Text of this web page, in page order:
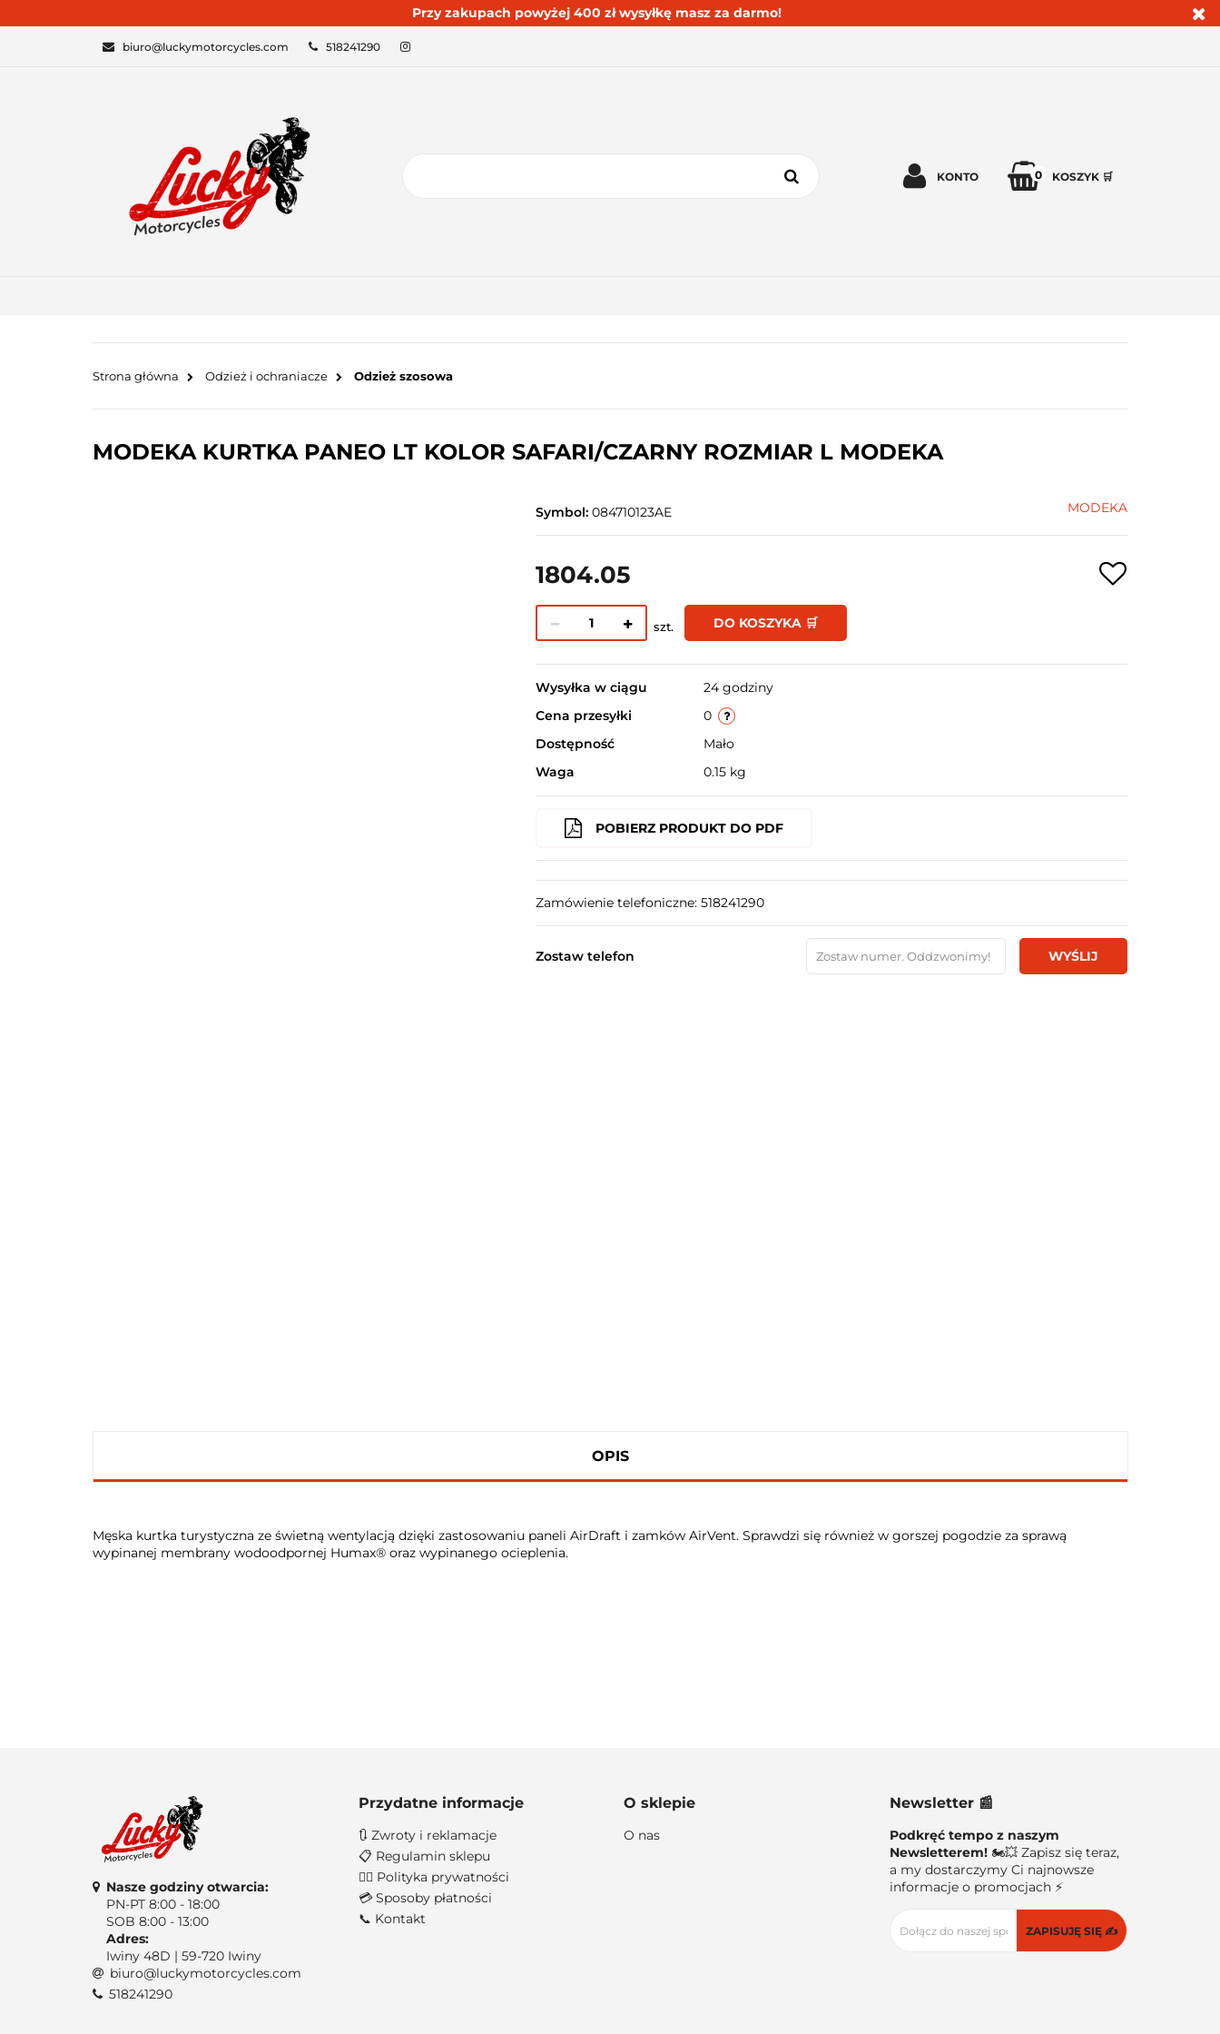
Przy zakupach powyżej 400 zł wysyłkę masz za darmo!
biuro@luckymotorcycles.com 518241290
KONTO 0 KOSZYK 🛒
KATEGORIE BESTSELLERY
Strona główna Odzież i ochraniacze Odzież szosowa
MODEKA KURTKA PANEO LT KOLOR SAFARI/CZARNY ROZMIAR L MODEKA
Symbol: 084710123AE MODEKA
1804.05
szt. DO KOSZYKA 🛒
Wysyłka w ciągu
24 godziny
Cena przesyłki
0
Dostępność
Mało
Waga
0.15 kg
POBIERZ PRODUKT DO PDF
Zamówienie telefoniczne: 518241290
Zostaw telefon WYŚLIJ
OPIS
Męska kurtka turystyczna ze świetną wentylacją dzięki zastosowaniu paneli AirDraft i zamków AirVent. Sprawdzi się również w gorszej pogodzie za sprawą
wypinanej membrany wodoodpornej Humax® oraz wypinanego ocieplenia.
Nasze godziny otwarcia:
PN-PT 8:00 - 18:00
SOB 8:00 - 13:00
Adres:
Iwiny 48D | 59-720 Iwiny
biuro@luckymotorcycles.com
518241290
Przydatne informacje
🔃 Zwroty i reklamacje
📋 Regulamin sklepu
🐱‍👤 Polityka prywatności
💳 Sposoby płatności
📞 Kontakt
O sklepie
O nas
Newsletter 📰
Podkręć tempo z naszym
Newsletterem!🏍️💥 Zapisz się teraz,
a my dostarczymy Ci najnowsze
informacje o promocjach ⚡